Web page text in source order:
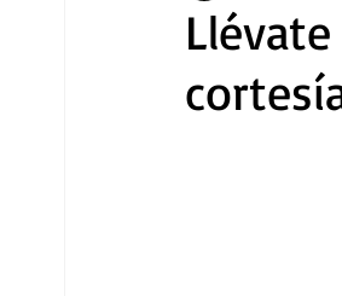
Gastronomía